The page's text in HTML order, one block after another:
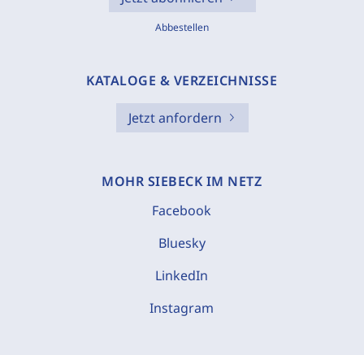
Abbestellen
KATALOGE & VERZEICHNISSE
Jetzt anfordern
MOHR SIEBECK IM NETZ
Facebook
Bluesky
LinkedIn
Instagram